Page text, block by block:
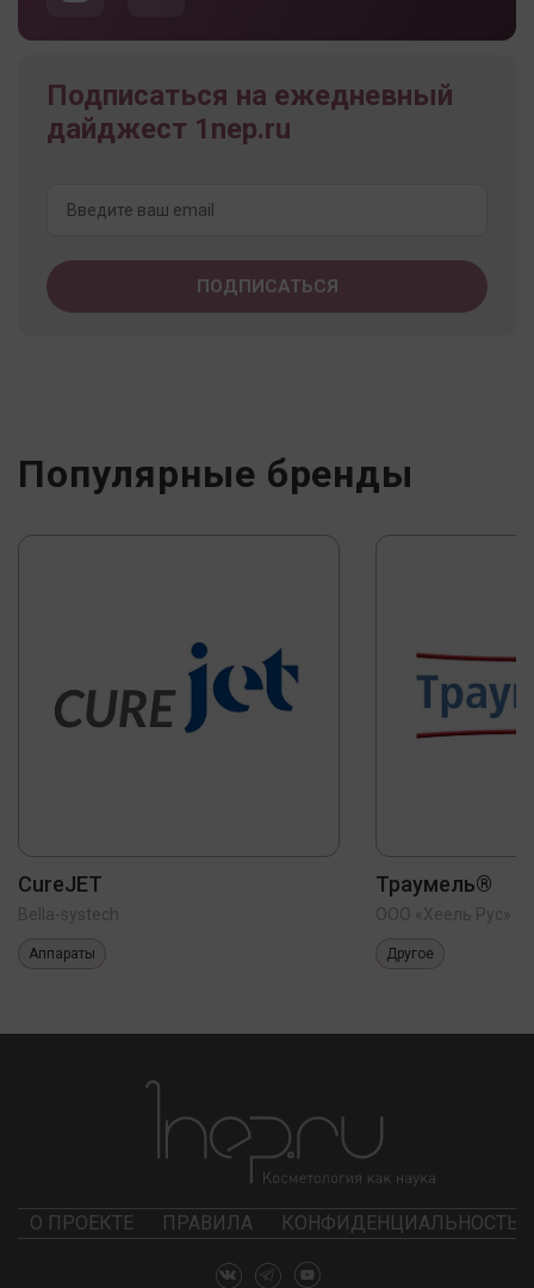
Подписаться на ежедневный
дайджест 1nep.ru
Популярные бренды
CureJET
Bella-systech
Аппараты
Траумель®
ООО «Хеель Рус»
Другое
О ПРОЕКТЕ ПРАВИЛА КОНФИДЕНЦИАЛЬНОСТЬ